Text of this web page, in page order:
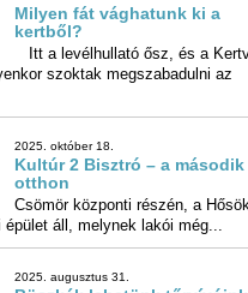
2025. október 18.
Milyen fát vághatunk ki a
kertből?
2025. október 18.
Kultúr 2 Bisztró – a második
otthon
áll, melynek lakói még...